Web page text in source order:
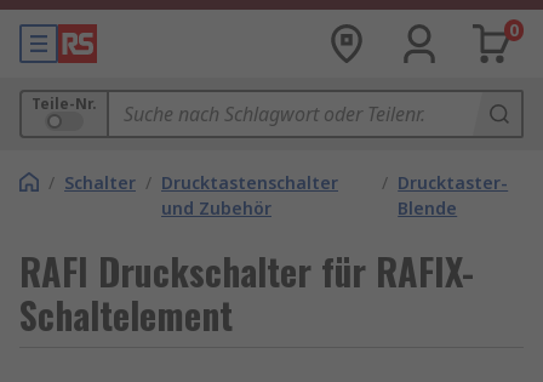
0
Teile-Nr.
/ Schalter / Drucktastenschalter
und Zubehör
/ Drucktaster-
Blende
RAFI Druckschalter für RAFIX-
Schaltelement